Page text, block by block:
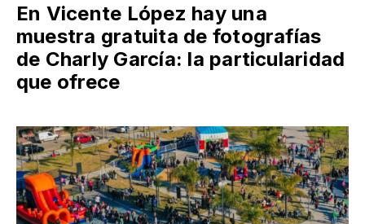
En Vicente López hay una
muestra gratuita de fotografías
de Charly García: la particularidad
que ofrece